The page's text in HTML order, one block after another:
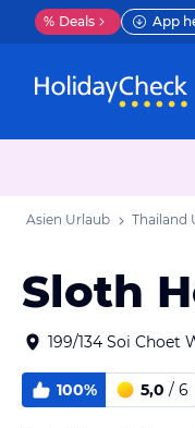
% Deals App
Asien Urlaub Thailand
Sloth
199/134 Soi Choet
100% 5,0 / 6